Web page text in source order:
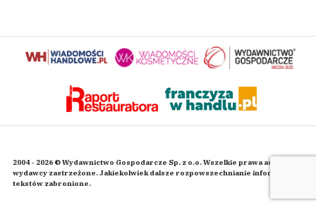
2004 - 2026 © Wydawnictwo Gospodarcze Sp. z o.o. Wszelkie prawa autorskie
wydawcy zastrzeżone. Jakiekolwiek dalsze rozpowszechnianie informacji i
tekstów zabronione.